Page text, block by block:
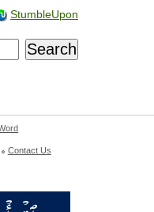
StumbleUpon
Contact Us